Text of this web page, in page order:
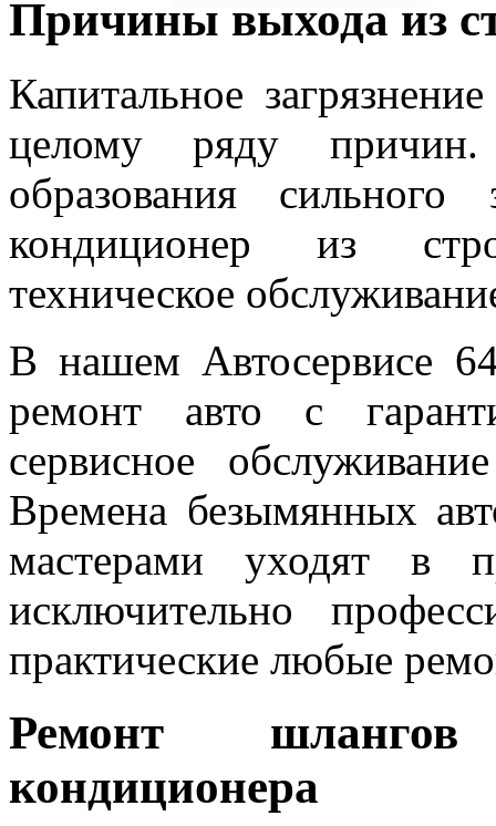
Причины выхода из
Капитальное
целому ряду
образования
кондиционер из
техническое
В нашем Автосервисе
ремонт авто с
сервисное
Времена безымянных
мастерами уходят в
исключительно
практические любые
Ремонт
кондиционера